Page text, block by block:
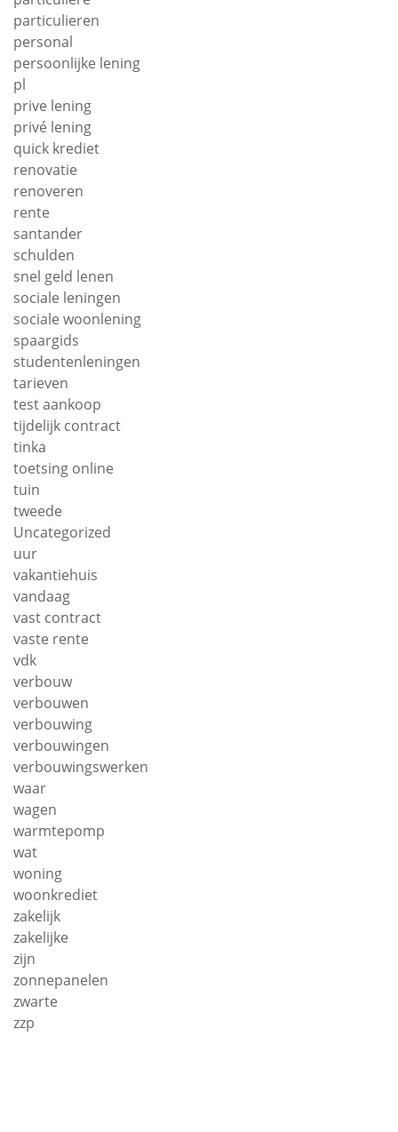
particulieren
personal
persoonlijke lening
pl
prive lening
privé lening
quick krediet
renovatie
renoveren
rente
santander
schulden
snel geld lenen
sociale leningen
sociale woonlening
spaargids
studentenleningen
tarieven
test aankoop
tijdelijk contract
tinka
toetsing online
tuin
tweede
Uncategorized
uur
vakantiehuis
vandaag
vast contract
vaste rente
vdk
verbouw
verbouwen
verbouwing
verbouwingen
verbouwingswerken
waar
wagen
warmtepomp
wat
woning
woonkrediet
zakelijk
zakelijke
zijn
zonnepanelen
zwarte
zzp